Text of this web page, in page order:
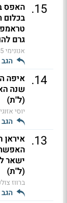
15
.
גרם
אנונימי
הגב
14
.
שנה
(ל"ת)
יוסי אזוגי
הגב
13
. איראן
ישאר
(ל"ת)
ברווז
הגב